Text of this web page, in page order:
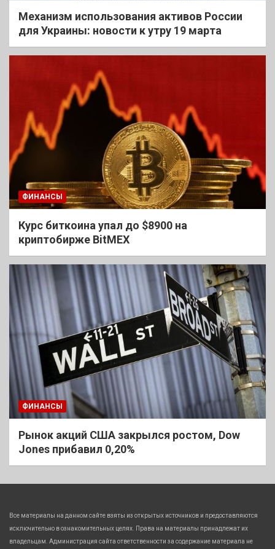
Механизм использования активов России
для Украины: новости к утру 19 марта
ФИНАНСЫ
Курс биткоина упал до $8900 на
криптобирже BitMEX
ФИНАНСЫ
Рынок акций США закрылся ростом, Dow
Jones прибавил 0,20%
Все материалы на данном сайте взяты из открытых источников и предоставляются
исключительно в ознакомительных целях. Права на материалы принадлежат их
владельцам. Администрация сайта ответственности за содержание материала не